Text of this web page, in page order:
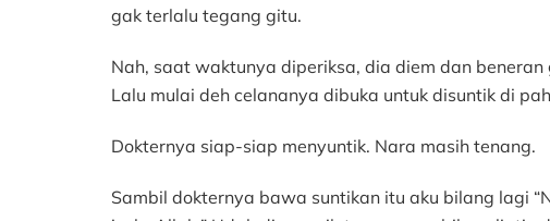
gak terlalu tegang gitu.
Nah, saat waktunya diperiksa, dia diem dan
Lalu mulai deh celananya dibuka untuk disuntik di
Dokternya siap-siap menyuntik. Nara masih tenang.
Sambil dokternya bawa suntikan itu aku bilang lagi